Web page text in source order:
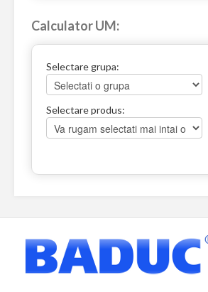
Calculator UM:
Selectare grupa:
Selectare produs: